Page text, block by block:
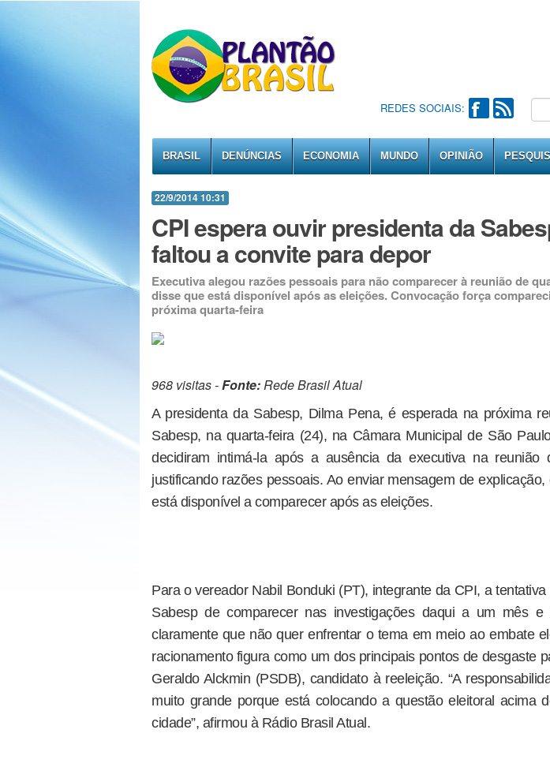
REDES SOCIAIS:
BRASIL DENÚNCIAS ECONOMIA MUNDO OPINIÃO
22/9/2014 10:31
CPI espera ouvir presidenta da
faltou a convite para depor
Executiva alegou razões pessoais para não comparecer à reunião de
disse que está disponível após as eleições. Convocação força
próxima quarta-feira
968 visitas -Fonte:Rede Brasil Atual
A presidenta da Sabesp, Dilma Pena, é esperada na próxima
Sabesp, na quarta-feira (24), na Câmara Municipal de São
decidiram intimá-la após a ausência da executiva na reunião
justificando razões pessoais. Ao enviar mensagem de
está disponível a comparecer após as eleições.
Para o vereador Nabil Bonduki (PT), integrante da CPI, a
Sabesp de comparecer nas investigações daqui a um mês e
claramente que não quer enfrentar o tema em meio ao embate
racionamento figura como um dos principais pontos de desgaste
Geraldo Alckmin (PSDB), candidato à reeleição. “A
muito grande porque está colocando a questão eleitoral acima
cidade”, afirmou à Rádio Brasil Atual.